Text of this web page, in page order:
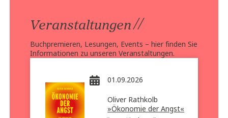
Veranstaltungen //
Buchpremieren, Lesungen, Events – hier finden Sie
Informationen zu unseren Veranstaltungen.
01.09.2026
Oliver Rathkolb
»Ökonomie der Angst«